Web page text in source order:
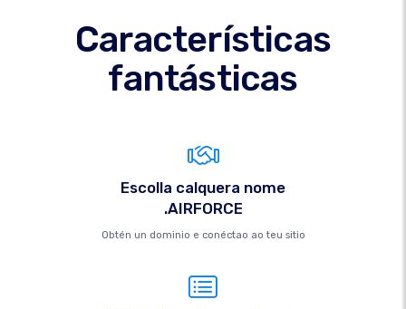
Características
fantásticas
Escolla calquera nome
.AIRFORCE
Obtén un dominio e conéctao ao teu sitio